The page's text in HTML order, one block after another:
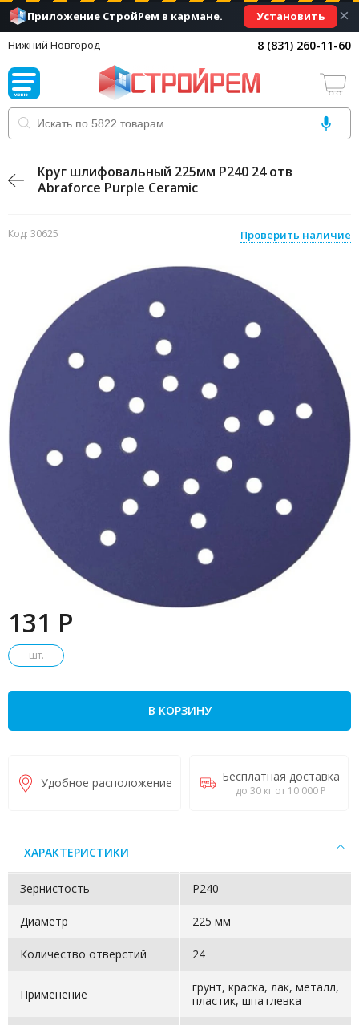
Приложение СтройРем в кармане. Установить ×
Нижний Новгород 8 (831) 260-11-60
Круг шлифовальный 225мм Р240 24 отв
Abraforce Purple Ceramic
Код: 30625 Проверить наличие
131 P
шт.
В КОРЗИНУ
Удобное расположение Бесплатная доставка
до 30 кг от 10 000 Р
ХАРАКТЕРИСТИКИ
Зернистость Р240
Диаметр 225 мм
Количество отверстий 24
Применение
грунт, краска, лак, металл,
пластик, шпатлевка